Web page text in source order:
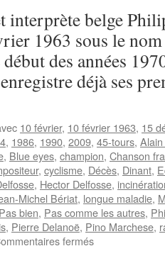
interprète belge
1963 sous le
des années
déjà ses
10 février, 10 février 1963, 15
, 1986, 1990, 2009, 45-tours,
, Blue eyes, champion, Chanson
, cyclisme, Décès, Dinant,
, Hector Delfosse,
Michel Bériat, longue maladie,
Pas bien, Pas comme les autres,
, Pierre Delanoë, Pino Marchese,
ferméssur